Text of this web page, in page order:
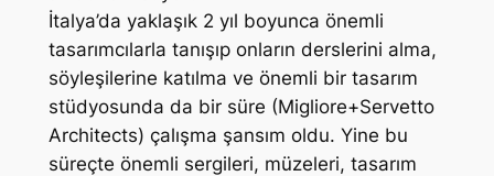
İtalya’da yaklaşık 2 yıl boyunca önemli
tasarımcılarla tanışıp onların derslerini alma,
söyleşilerine katılma ve önemli bir tasarım
stüdyosunda da bir süre (Migliore+Servetto
Architects) çalışma şansım oldu. Yine bu
süreçte önemli sergileri, müzeleri, tasarım